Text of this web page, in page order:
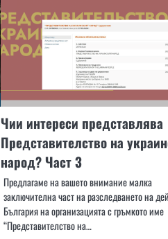
Чии интереси представлява
Представителство на
народ? Част 3
Предлагаме на вашето внимание малка
заключителна част на разследването на
България на организацията с гръмкото име
“Представителство на…